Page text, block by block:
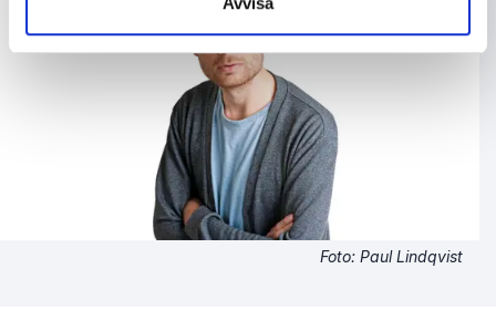
Foto: Paul Lindqvist